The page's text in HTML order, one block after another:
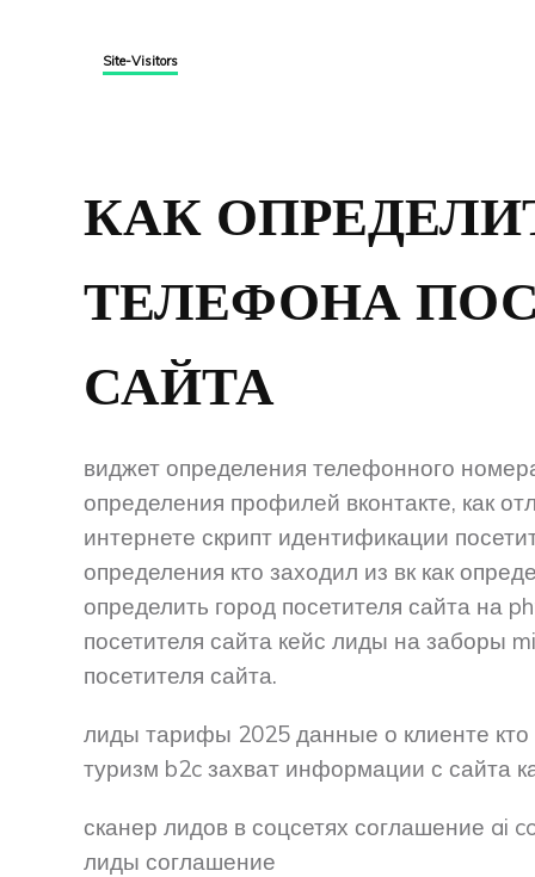
Site-Visitors
КАК
ТЕЛЕФОНА
САЙТА
виджет определения телефонного
определения профилей вконтакте, как
интернете скрипт идентификации
определения кто заходил из вк как
определить город посетителя сайта на
посетителя сайта кейс лиды на заборы
посетителя сайта.
лиды тарифы 2025 данные о клиенте
туризм b2c захват информации с сайта
сканер лидов в соцсетях соглашение ai
лиды соглашение